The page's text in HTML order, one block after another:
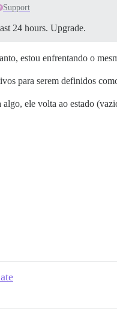
Support
24 hours. Upgrade.
estou enfrentando o
para serem definidos
ele volta ao estado